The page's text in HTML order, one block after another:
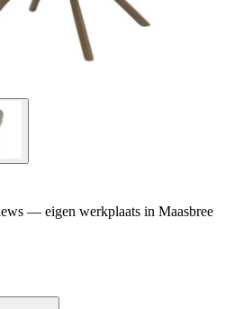
— eigen werkplaats in Maasbree